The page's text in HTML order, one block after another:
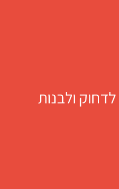
ולבנות